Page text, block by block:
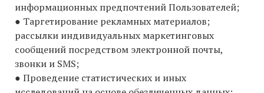
информационных предпочтений Пользователей;
● Таргетирование рекламных материалов;
рассылки индивидуальных маркетинговых
сообщений посредством электронной почты,
звонки и SMS;
● Проведение статистических и иных